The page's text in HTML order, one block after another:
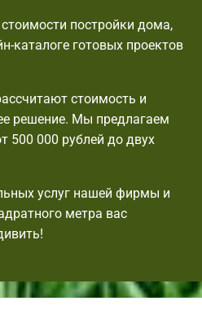
постройки дома,
каталоге готовых проектов
стоимость и
решение. Мы предлагаем
500 000 рублей до двух
услуг нашей фирмы и
метра вас